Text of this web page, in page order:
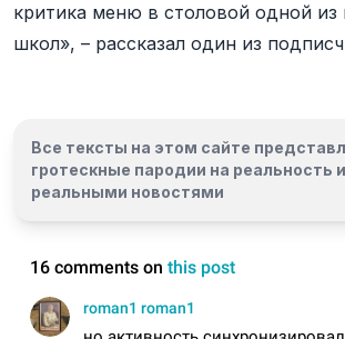
критика меню в столовой одной из
школ», – рассказал один из
Все тексты на этом сайте
гротескные пародии на реальность и
реальными новостями